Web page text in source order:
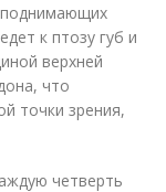
к птозу губ и
верхней
что
точки зрения,
четверть